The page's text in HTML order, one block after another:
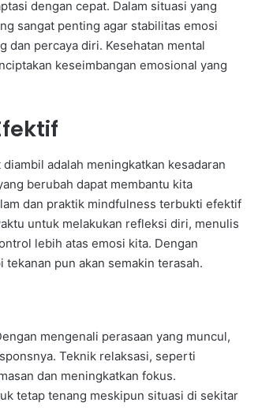
dengan cepat. Dalam situasi yang
sangat penting agar stabilitas emosi
dan percaya diri. Kesehatan mental
keseimbangan emosional yang
adalah meningkatkan kesadaran
berubah dapat membantu kita
dan praktik mindfulness terbukti efektif
untuk melakukan refleksi diri, menulis
lebih atas emosi kita. Dengan
pun akan semakin terasah.
mengenali perasaan yang muncul,
Teknik relaksasi, seperti
dan meningkatkan fokus.
tetap tenang meskipun situasi di sekitar